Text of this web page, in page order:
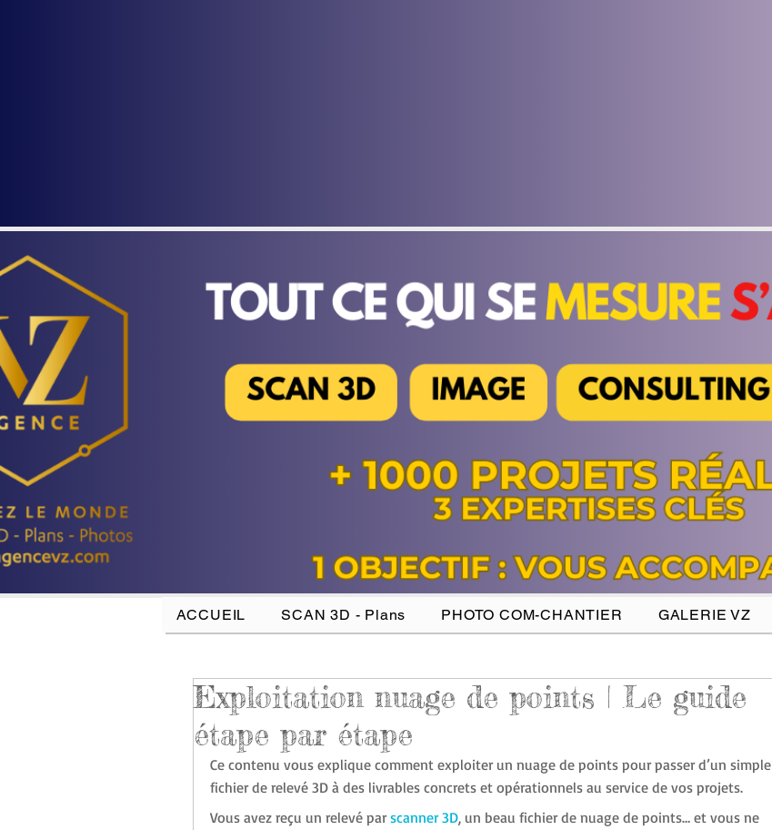
ACCUEIL SCAN 3D - Plans PHOTO COM-CHANTIER GALERIE VZ
Exploitation nuage de points | Le guide
étape par étape
Ce contenu vous explique comment exploiter un nuage de points pour passer d’un simple
fichier de relevé 3D à des livrables concrets et opérationnels au service de vos projets.
Vous avez reçu un relevé par scanner 3D, un beau fichier de nuage de points… et vous ne